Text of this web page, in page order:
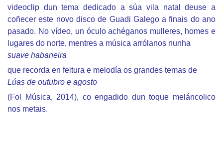
videoclip dun tema dedicado a súa vila natal deuse a
coñecer este novo disco de Guadi Galego a finais do ano
pasado. No vídeo, un óculo achéganos mulleres, homes e
lugares do norte, mentres a música arrólanos nunha
suave habaneira
que recorda en feitura e melodía os grandes temas de
Lúas de outubro e agosto
(Fol Música, 2014), co engadido dun toque meláncolico
nos metais.